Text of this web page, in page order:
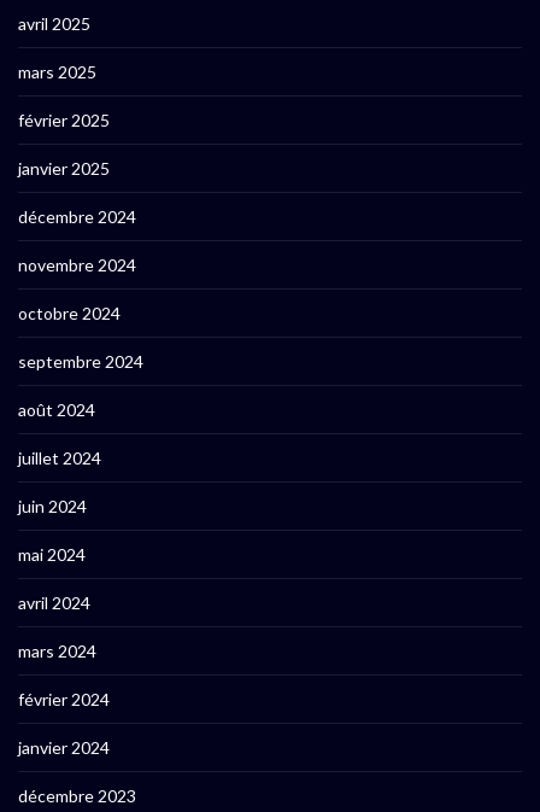
avril 2025
mars 2025
février 2025
janvier 2025
décembre 2024
novembre 2024
octobre 2024
septembre 2024
août 2024
juillet 2024
juin 2024
mai 2024
avril 2024
mars 2024
février 2024
janvier 2024
décembre 2023